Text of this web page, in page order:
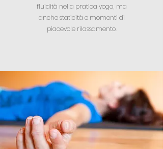
fluidità nella pratica yoga, ma
anche staticità e momenti di
piacevole rilassamento.